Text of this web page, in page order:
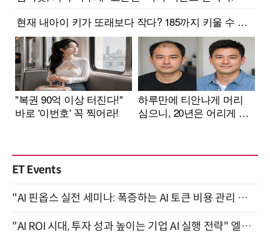
ET Events
"AI 핀옵스 실전 세미나: 폭증하는 AI 토큰 비용 관리 전략" 8월 21일 개최
"AI ROI 시대, 투자 성과 높이는 기업 AI 실행 전략" 엘타워 6층 (9월 18일)